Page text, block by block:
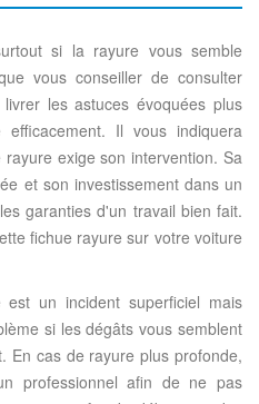
si la rayure vous semble
vous conseiller de consulter
les astuces évoquées plus
Il vous indiquera
exige son intervention. Sa
et son investissement dans un
garanties d'un travail bien fait.
fichue rayure sur votre voiture
un incident superficiel mais
si les dégâts vous semblent
En cas de rayure plus profonde,
professionnel afin de ne pas